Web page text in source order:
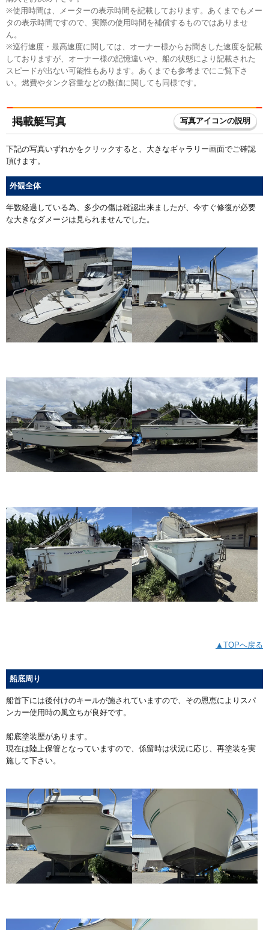
※使用時間は、メーターの表示時間を記載しております。あくまでもメー
タの表示時間ですので、実際の使用時間を補償するものではありませ
ん。
※巡行速度・最高速度に関しては、オーナー様からお聞きした速度を記載
しておりますが、オーナー様の記憶違いや、船の状態により記載された
スピードが出ない可能性もあります。あくまでも参考までにご覧下さ
い。燃費やタンク容量などの数値に関しても同様です。
掲載艇写真 写真アイコンの説明
下記の写真いずれかをクリックすると、大きなギャラリー画面でご確認
頂けます。
外観全体
年数経過している為、多少の傷は確認出来ましたが、今すぐ修復が必要
な大きなダメージは見られませんでした。
▲TOPへ戻る
船底周り
船首下には後付けのキールが施されていますので、その恩恵によりスパ
ンカー使用時の風立ちが良好です。
船底塗装歴があります。
現在は陸上保管となっていますので、係留時は状況に応じ、再塗装を実
施して下さい。